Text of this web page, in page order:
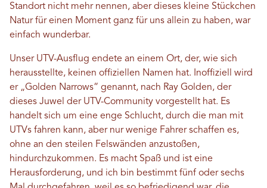
Standort nicht mehr nennen, aber dieses kleine Stückchen
Natur für einen Moment ganz für uns allein zu haben, war
einfach wunderbar.
Unser UTV-Ausflug endete an einem Ort, der, wie sich
herausstellte, keinen offiziellen Namen hat. Inoffiziell wird
er „Golden Narrows“ genannt, nach Ray Golden, der
dieses Juwel der UTV-Community vorgestellt hat. Es
handelt sich um eine enge Schlucht, durch die man mit
UTVs fahren kann, aber nur wenige Fahrer schaffen es,
ohne an den steilen Felswänden anzustoßen,
hindurchzukommen. Es macht Spaß und ist eine
Herausforderung, und ich bin bestimmt fünf oder sechs